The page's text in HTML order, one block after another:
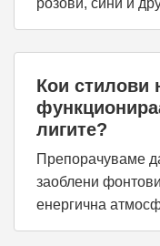
розови, сини и
Кои стилови
лигите?
Препорачуваме
заоблени
енергична